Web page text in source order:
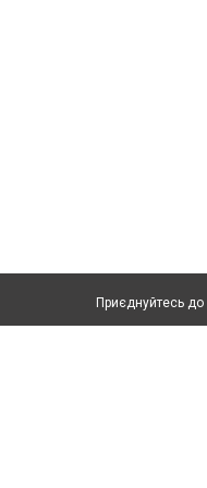
Приєднуйтесь до